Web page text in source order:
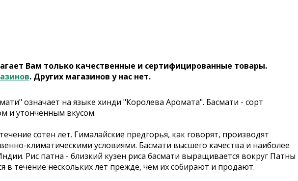
Вам только качественные и сертифицированные товары.
. Других магазинов у нас нет.
означает на языке хинди "Королева Аромата". Басмати - сорт
и утонченным вкусом.
сотен лет. Гималайские предгорья, как говорят, производят
климатическими условиями. Басмати высшего качества и наиболее
Рис патна - близкий кузен риса басмати выращивается вокруг Патны
течение нескольких лет прежде, чем их собирают и продают.